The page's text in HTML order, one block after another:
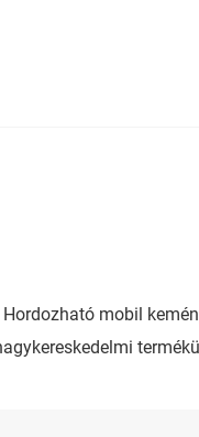
mobil